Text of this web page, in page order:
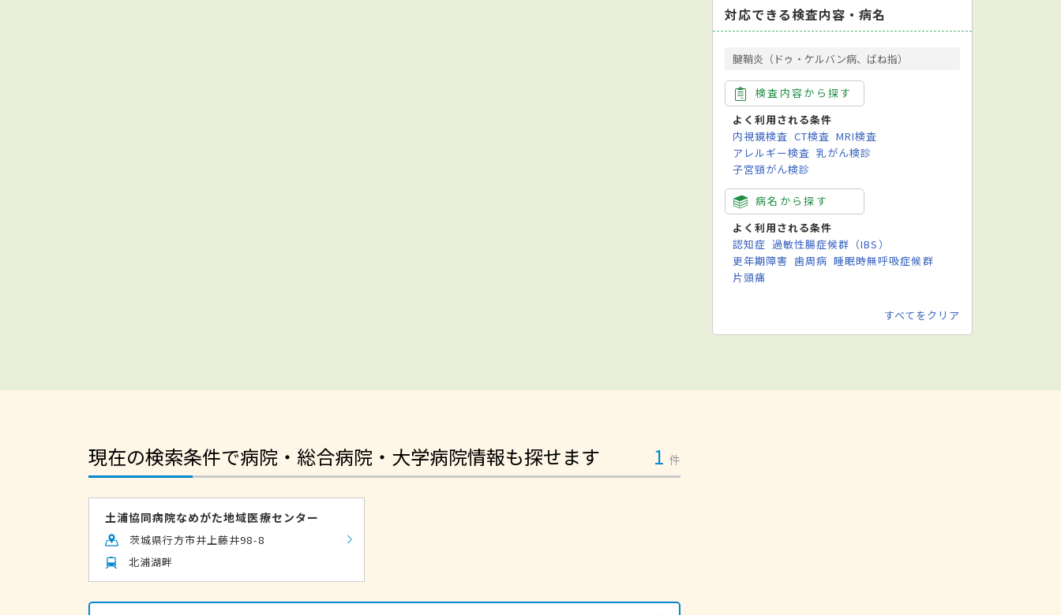
対応できる検査内容・病名
腱鞘炎（ドゥ・ケルバン病、ばね指）
検査内容から探す
よく利用される条件
内視鏡検査 CT検査 MRI検査
アレルギー検査 乳がん検診
子宮頸がん検診
病名から探す
よく利用される条件
認知症 過敏性腸症候群（IBS）
更年期障害 歯周病 睡眠時無呼吸症候群
片頭痛
すべてをクリア
現在の検索条件で病院・総合病院・大学病院情報も探せます 1 件
土浦協同病院なめがた地域医療センター
茨城県行方市井上藤井98-8
北浦湖畔